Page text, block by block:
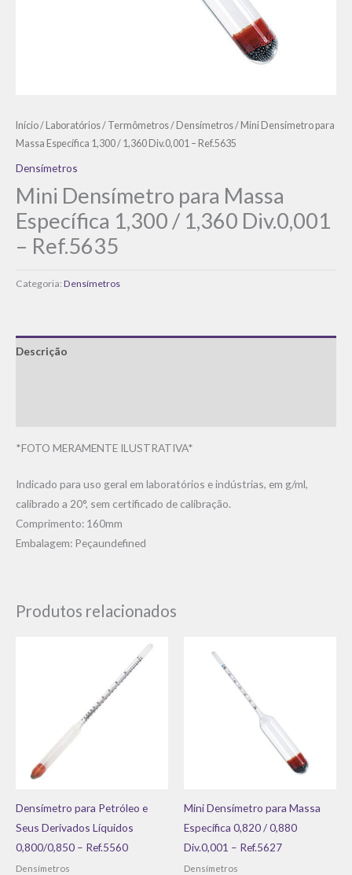
Início/ Laboratórios/ Termômetros/ Densímetros/ Mini Densímetro para
Massa Específica 1,300 / 1,360 Div.0,001 – Ref.5635
Densímetros
Mini Densímetro para Massa
Específica 1,300 / 1,360 Div.0,001
– Ref.5635
Categoria: Densímetros
Descrição
*FOTO MERAMENTE ILUSTRATIVA*
Indicado para uso geral em laboratórios e indústrias, em g/ml,
calibrado a 20°, sem certificado de calibração.
Comprimento: 160mm
Embalagem: Peçaundefined
Produtos relacionados
Densímetro para Petróleo e
Seus Derivados Líquidos
0,800/0,850 – Ref.5560
Densímetros
Mini Densímetro para Massa
Específica 0,820 / 0,880
Div.0,001 – Ref.5627
Densímetros